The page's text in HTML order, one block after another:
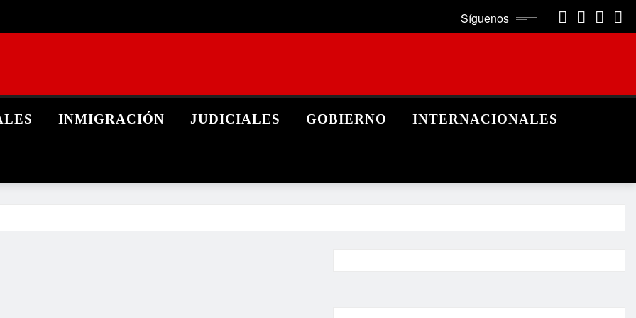
Síguenos
INMIGRACIÓN JUDICIALES GOBIERNO INTERNACIONALES